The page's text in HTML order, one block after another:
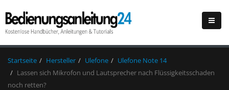
Startseite Hersteller Ulefone
Ulefone Note 14
Lassen sich Mikrofon und Lautsprecher nach Flüssigkeitsschaden
noch retten?